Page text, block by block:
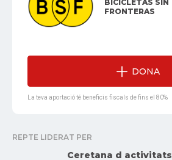
BICICLETAS SIN
FRONTERAS
DONA
La teva aportació té beneficis fiscals de fins el 80%
REPTE LIDERAT PER
Ceretana d activitats